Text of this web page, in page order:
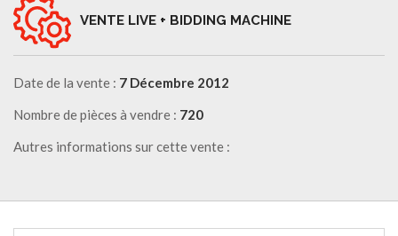
VENTE LIVE + BIDDING MACHINE
Date de la vente : 7 Décembre 2012
Nombre de pièces à vendre : 720
Autres informations sur cette vente :